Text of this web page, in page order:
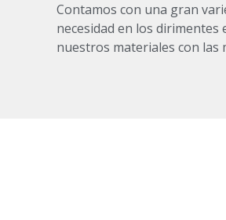
Contamos con una gran
necesidad en los dirimentes
nuestros materiales con las